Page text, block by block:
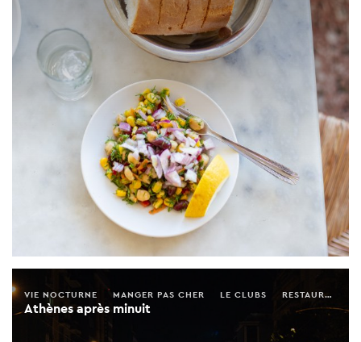
Athènes après minuit
VIE NOCTURNE MANGER PAS CHER LE CLUBS RESTAURANTS